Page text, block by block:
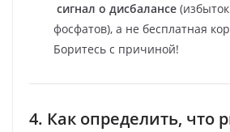
сигнал о дисбалансе
фосфатов), а не бесплатная
Боритесь с причиной!
4. Как определить, что